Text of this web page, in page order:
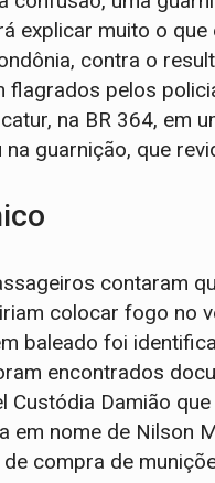
explicar muito o
contra o
flagrados pelos
na BR 364, em
na guarnição, que
contaram
colocar fogo no
baleado foi
encontrados
Custódia Damião
em nome de Nilson
compra de